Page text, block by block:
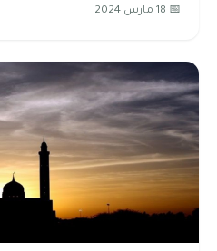
📅 18 مارس 2024